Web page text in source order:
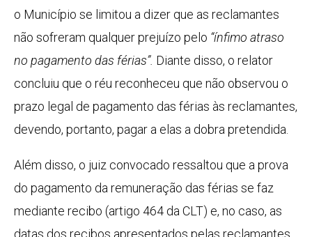
o Município se limitou a dizer que as reclamantes
não sofreram qualquer prejuízo pelo “ínfimo atraso
no pagamento das férias”. Diante disso, o relator
concluiu que o réu reconheceu que não observou o
prazo legal de pagamento das férias às reclamantes,
devendo, portanto, pagar a elas a dobra pretendida.
Além disso, o juiz convocado ressaltou que a prova
do pagamento da remuneração das férias se faz
mediante recibo (artigo 464 da CLT) e, no caso, as
datas dos recibos apresentados pelas reclamantes